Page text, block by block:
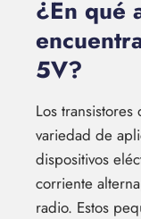
¿En qué
5V?
Los
variedad de
dispositivos
corriente
radio. Estos